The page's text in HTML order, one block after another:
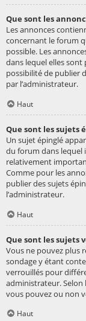
Que sont les
Les annonces
concernant le forum
possible. Les
dans lequel elles sont
possibilité de publier
par l’administrateur.
Haut
Que sont les sujets
Un sujet épinglé
du forum dans lequel
relativement
Comme pour les
publier des sujets
l’administrateur.
Haut
Que sont les sujets
Vous ne pouvez plus
sondage y étant
verrouillés pour
administrateur. Selon
vous pouvez ou non
Haut